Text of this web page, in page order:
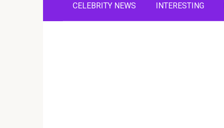
CELEBRITY NEWS INTERESTING